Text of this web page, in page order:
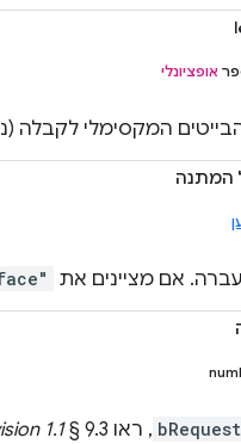
אופציונלי
המקסימלי לקבלה
המתנה
אם מציינים את
bRequest , ראו 1.1§ 9.3.